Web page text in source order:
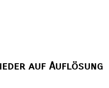
auf Auflösung